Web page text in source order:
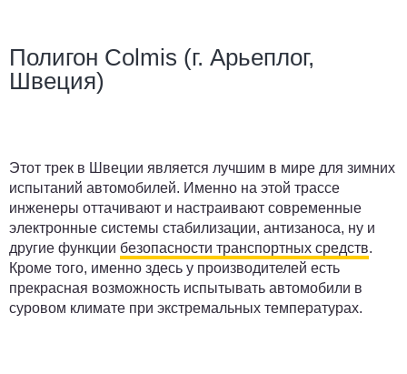
Полигон Colmis (г. Арьеплог,
Швеция)
Этот трек в Швеции является лучшим в мире для зимних
испытаний автомобилей. Именно на этой трассе
инженеры оттачивают и настраивают современные
электронные системы стабилизации, антизаноса, ну и
другие функции безопасности транспортных средств.
Кроме того, именно здесь у производителей есть
прекрасная возможность испытывать автомобили в
суровом климате при экстремальных температурах.